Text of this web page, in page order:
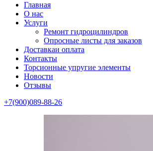
Главная
О нас
Услуги
Ремонт гидроцилиндров
Опросные листы для заказов
Доставкаи оплата
Контакты
Торсионные упругие элементы
Новости
Отзывы
+7(900)089-88-26